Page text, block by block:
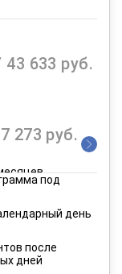
43 633 руб.
273 руб.
3 637 руб.
под
день
после
дней